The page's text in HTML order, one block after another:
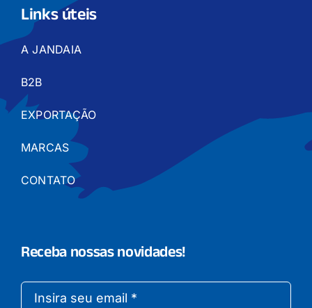
Links úteis
A JANDAIA
B2B
EXPORTAÇÃO
MARCAS
CONTATO
Receba nossas novidades!